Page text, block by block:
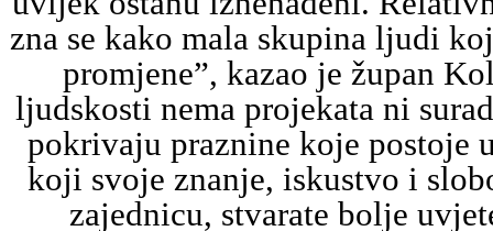
zna se kako mala skupina ljudi
promjene”, kazao je župan
ljudskosti nema projekata ni
pokrivaju praznine koje postoje
koji svoje znanje, iskustvo i
zajednicu, stvarate bolje